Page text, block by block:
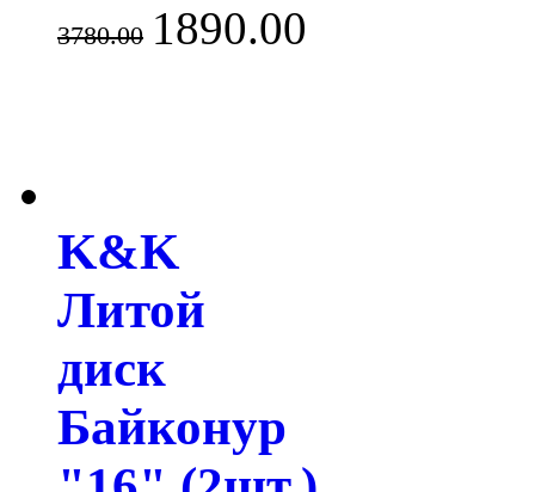
3780.00 1890.00
K&K
Литой
диск
Байконур